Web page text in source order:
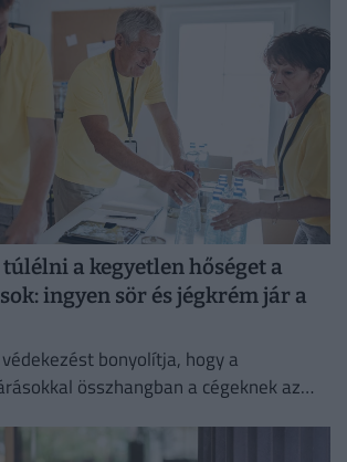
a kegyetlen hőséget a
ingyen sör és jégkrém jár a
bonyolítja, hogy a
összhangban a cégeknek az